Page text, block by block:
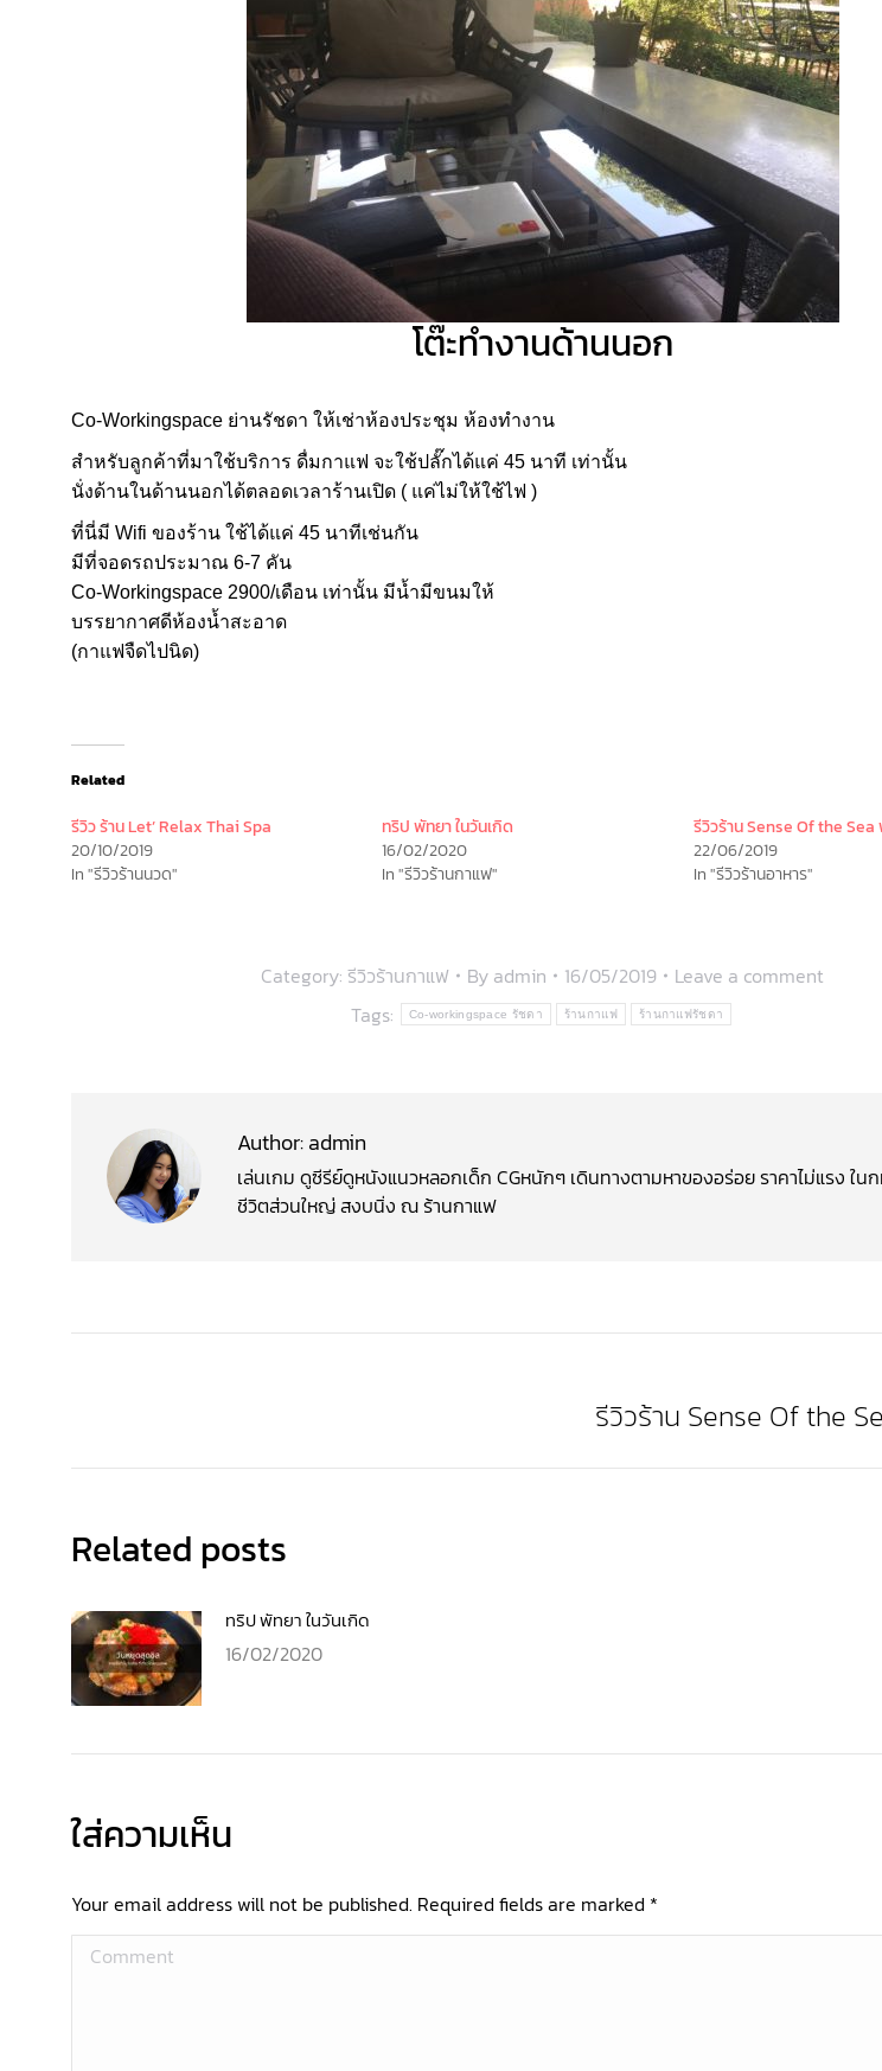
โต๊ะทำงานด้านนอก
Co-Workingspace ย่านรัชดา ให้เช่าห้องประชุม ห้องทำงาน
สำหรับลูกค้าที่มาใช้บริการ ดื่มกาแฟ จะใช้ปลั๊กได้แค่ 45 นาที เท่านั้น
นั่งด้านในด้านนอกได้ตลอดเวลาร้านเปิด ( แค่ไม่ให้ใช้ไฟ )
ที่นี่มี Wifi ของร้าน ใช้ได้แค่ 45 นาทีเช่นกัน
มีที่จอดรถประมาณ 6-7 คัน
Co-Workingspace 2900/เดือน เท่านั้น มีน้ำมีขนมให้
บรรยากาศดีห้องน้ำสะอาด
(กาแฟจืดไปนิด)
Related
รีวิว ร้าน Let’ Relax Thai Spa
20/10/2019
In "รีวิวร้านนวด"
ทริป พัทยา ในวันเกิด
16/02/2020
In "รีวิวร้านกาแฟ"
รีวิวร้าน Sense Of the Sea
22/06/2019
In "รีวิวร้านอาหาร"
Category:รีวิวร้านกาแฟ By admin 16/05/2019
Leave a comment
Tags:
Co-workingspace รัชดา ร้านกาแฟ ร้านกาแฟรัชดา
Author:admin
เล่นเกม ดูซีรีย์ดูหนังแนวหลอกเด็ก CGหนักๆ เดินทางตามหาของอร่อย ราคาไม่แรง ใน
ชีวิตส่วนใหญ่ สงบนิ่ง ณ ร้านกาแฟ
Next
รีวิวร้าน Sense Of the
Related posts
ทริป พัทยา ในวันเกิด
16/02/2020
ใส่ความเห็น
Your email address will not be published. Required fields are marked *
Comment